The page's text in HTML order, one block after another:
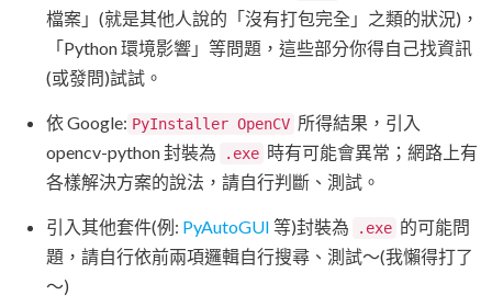
檔案」(就是其他人說的「沒有打包完全」之類的狀況)，
「Python 環境影響」等問題，這些部分你得自己找資訊
(或發問)試試。
依 Google: PyInstaller OpenCV 所得結果，引入
opencv-python 封裝為
.exe 時有可能會異常；網路上有
各樣解決方案的說法，請自行判斷、測試。
引入其他套件(例: PyAutoGUI 等)封裝為 .exe 的可能問
題，請自行依前兩項邏輯自行搜尋、測試～(我懶得打了
～)